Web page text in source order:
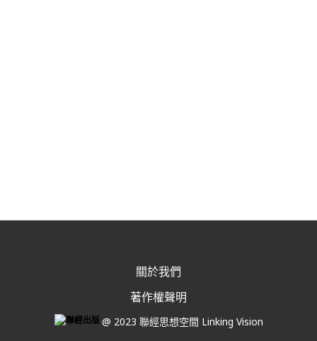
關於我們
著作權聲明
@ 2023 聯經思想空間 Linking Vision